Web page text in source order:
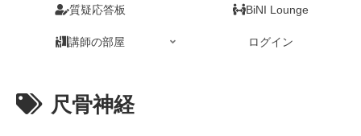
質疑応答板 BiNI Lounge
講師の部屋 ログイン
尺骨神経